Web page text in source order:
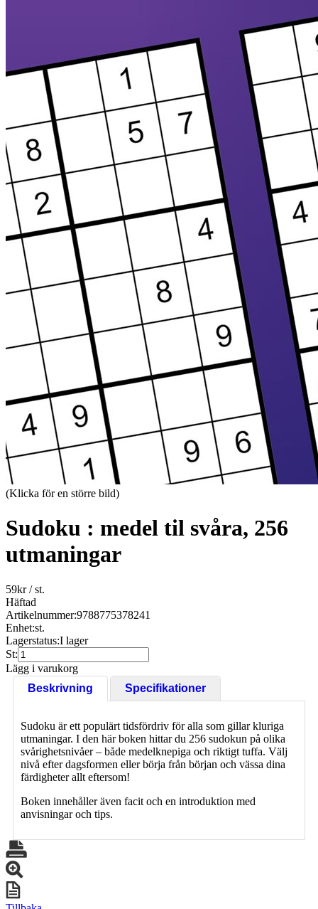
(Klicka för en större bild)
Sudoku : medel til svåra, 256
utmaningar
59kr/ st.
Häftad
Artikelnummer:9788775378241
Enhet:st.
Lagerstatus:I lager
St:
Lägg i varukorg
Beskrivning
Specifikationer
Sudoku är ett populärt tidsfördriv för alla som gillar kluriga
utmaningar. I den här boken hittar du 256 sudokun på olika
svårighetsnivåer – både medelknepiga och riktigt tuffa. Välj
nivå efter dagsformen eller börja från början och vässa dina
färdigheter allt eftersom!
Boken innehåller även facit och en introduktion med
anvisningar och tips.